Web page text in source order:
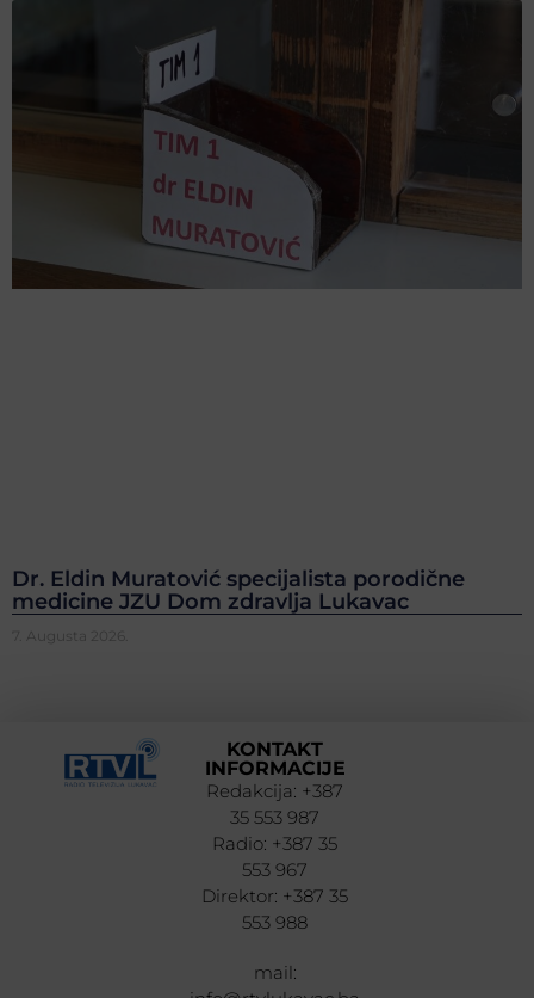
Dr. Eldin Muratović specijalista porodične
medicine JZU Dom zdravlja Lukavac
7. Augusta 2026.
KONTAKT
INFORMACIJE
Redakcija: +387
35 553 987
Radio: +387 35
553 967
Direktor: +387 35
553 988
mail: